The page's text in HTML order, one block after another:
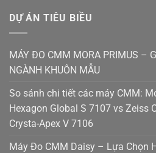
DỰ ÁN TIÊU BIỀU
MÁY ĐO CMM MORA PRIMUS –
NGÀNH KHUÔN MẪU
So sánh chi tiết các máy CMM:
Hexagon Global S 7107 vs Zeiss
Crysta-Apex V 7106
Máy Đo CMM Daisy – Lựa Chọn